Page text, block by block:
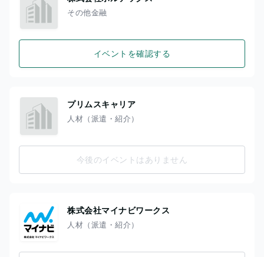
その他金融
イベントを確認する
プリムスキャリア
人材（派遣・紹介）
今後のイベントはありません
株式会社マイナビワークス
人材（派遣・紹介）